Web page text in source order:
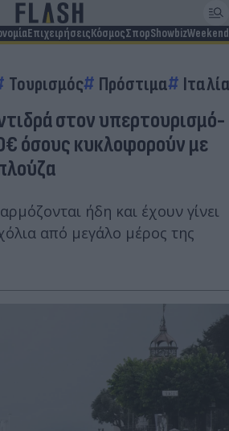
ΕπιχειρήσειςΚόσμοςΣπορShowbizWeekend
Τουρισμός Πρόστιμα
στον υπερτουρισμό-
όσους κυκλοφορούν με
ήδη και έχουν γίνει
από μεγάλο μέρος της